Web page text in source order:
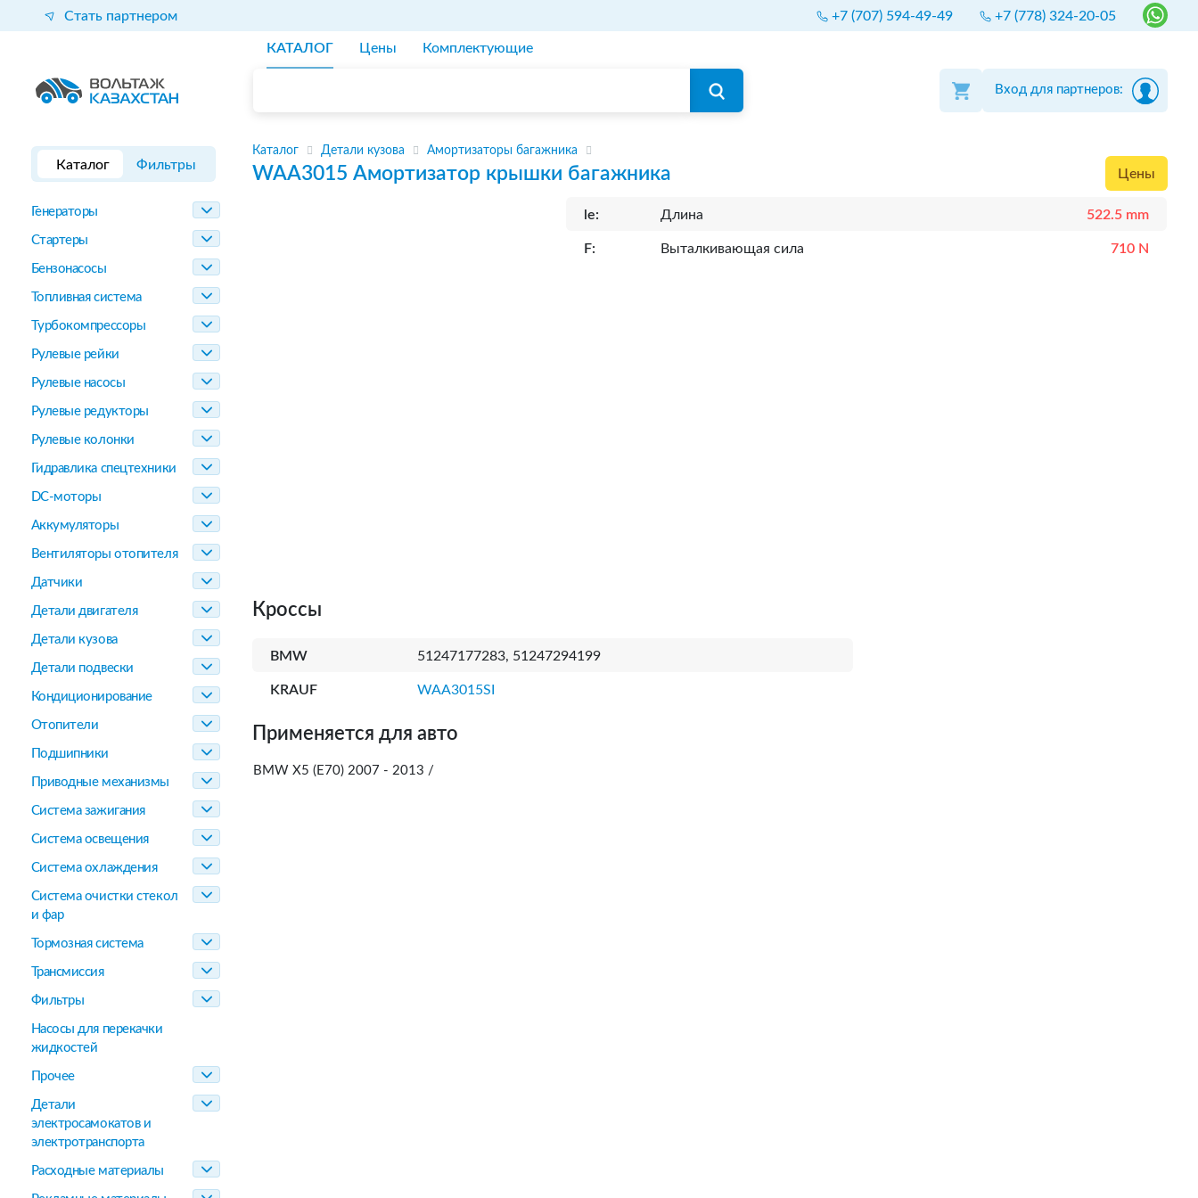
Стать партнером +7 (707) 594-49-49 +7 (778) 324-20-05
КАТАЛОГ Цены Комплектующие
Вход для партнеров:
Каталог Фильтры
Генераторы
Стартеры
Бензонасосы
Топливная система
Турбокомпрессоры
Рулевые рейки
Рулевые насосы
Рулевые редукторы
Рулевые колонки
Гидравлика спецтехники
DC-моторы
Аккумуляторы
Вентиляторы отопителя
Датчики
Детали двигателя
Детали кузова
Детали подвески
Кондиционирование
Отопители
Подшипники
Приводные механизмы
Система зажигания
Система освещения
Система охлаждения
Система очистки стекол
и фар
Тормозная система
Трансмиссия
Фильтры
Насосы для перекачки
жидкостей
Прочее
Детали
электросамокатов и
электротранспорта
Расходные материалы
Каталог Детали кузова Амортизаторы багажника
WAA3015 Амортизатор крышки багажника Цены
le: Длина 522.5 mm
F: Выталкивающая сила 710 N
Кроссы
BMW 51247177283, 51247294199
KRAUF WAA3015SI
Применяется для авто
BMW X5 (E70) 2007 - 2013 /